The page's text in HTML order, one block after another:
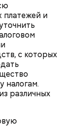
и
с которых
налогам.
различных
госуслуг
Кстати,
в
московских
получить
со